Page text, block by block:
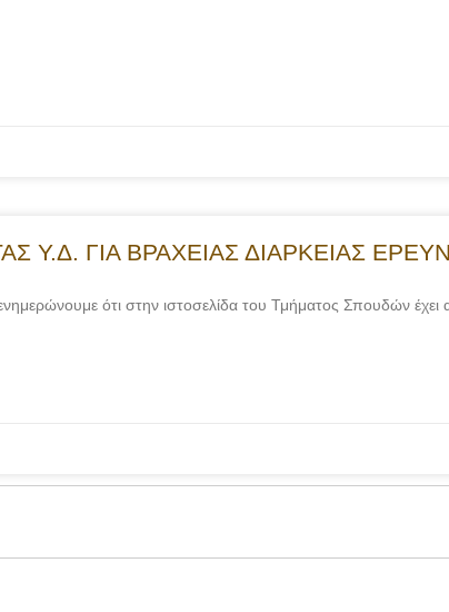
Υ.Δ. ΓΙΑ ΒΡΑΧΕΙΑΣ ΔΙΑΡΚΕΙΑΣ
ότι στην ιστοσελίδα του Τμήματος Σπουδών